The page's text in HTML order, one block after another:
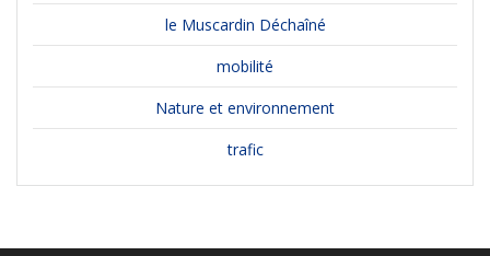
le Muscardin Déchaîné
mobilité
Nature et environnement
trafic